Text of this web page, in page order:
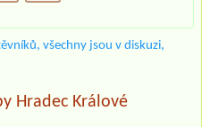
všechny jsou v diskuzi,
Hradec Králové